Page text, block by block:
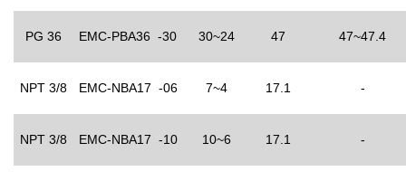
PG 36 EMC-PBA36 -30 30~24 47 47~47.4
NPT 3/8 EMC-NBA17 -06 7~4 17.1 -
NPT 3/8 EMC-NBA17 -10 10~6 17.1 -